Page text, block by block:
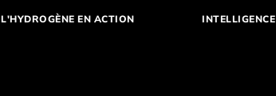
L'HYDROGÈNE EN ACTION INTELLIGENCE